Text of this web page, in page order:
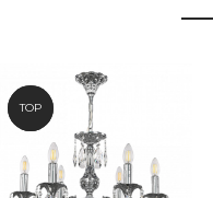
NEW
TOP